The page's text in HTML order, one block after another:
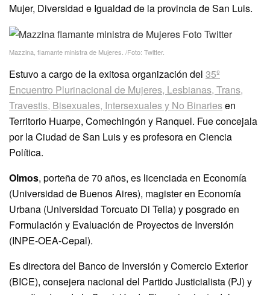
Mujer, Diversidad e Igualdad de la provincia de San Luis.
Mazzina, flamante ministra de Mujeres. /Foto: Twitter.
Estuvo a cargo de la exitosa organización del 35º
Encuentro Plurinacional de Mujeres, Lesbianas, Trans,
Travestis, Bisexuales, Intersexuales y No Binariesen
Territorio Huarpe, Comechingón y Ranquel. Fue concejala
por la Ciudad de San Luis y es profesora en Ciencia
Política.
Olmos, porteña de 70 años, es licenciada en Economía
(Universidad de Buenos Aires), magister en Economía
Urbana (Universidad Torcuato Di Tella) y posgrado en
Formulación y Evaluación de Proyectos de Inversión
(INPE-OEA-Cepal).
Es directora del Banco de Inversión y Comercio Exterior
(BICE), consejera nacional del Partido Justicialista (PJ) y